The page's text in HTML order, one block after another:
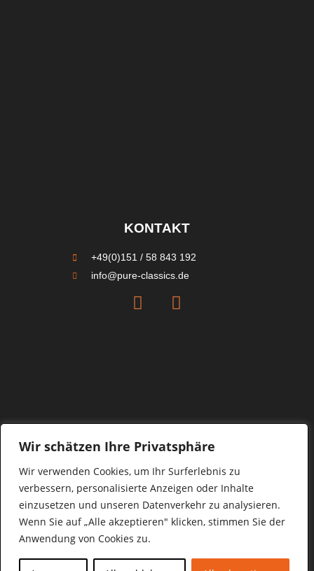
Wir schätzen Ihre Privatsphäre
Wir verwenden Cookies, um Ihr Surferlebnis zu
verbessern, personalisierte Anzeigen oder Inhalte
einzusetzen und unseren Datenverkehr zu analysieren.
Wenn Sie auf „Alle akzeptieren" klicken, stimmen Sie der
Anwendung von Cookies zu.
KONTAKT
+49(0)151 / 58 843 192
info@pure-classics.de
© 2021 Copyright Pure Classics. All rights reserved.
Impressum Datenschutz